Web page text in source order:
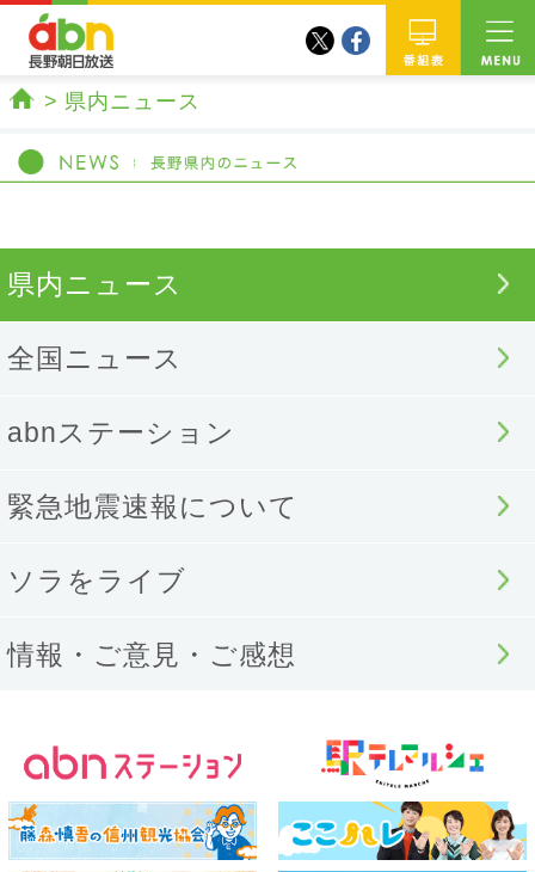
twitterfacebook
県内ニュース
県内ニュース
全国ニュース
abnステーション
緊急地震速報について
ソラをライブ
情報・ご意見・ご感想